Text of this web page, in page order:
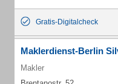
Gratis-Digitalcheck
Maklerdienst-Berlin
Makler